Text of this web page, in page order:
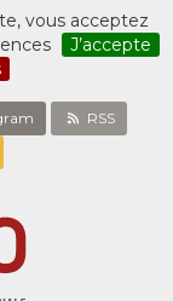
vous acceptez
J’accepte
RSS